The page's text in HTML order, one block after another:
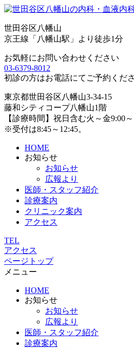
世田谷区八幡山
京王線「八幡山駅」より徒歩1分
お気軽にお問い合わせください
03-6379-8012
初診の方はお電話にてご予約くだ
東京都世田谷区八幡山3-34-15
藤和シティコープ八幡山1階
【診療時間】祝日含む火～金9:00
※受付は8:45～12:45。
HOME
お知らせ
お知らせ
広報より
医師・スタッフ紹介
診療案内
クリニック案内
アクセス
TEL
アクセス
ページトップ
メニュー
HOME
お知らせ
お知らせ
広報より
医師・スタッフ紹介
診療案内